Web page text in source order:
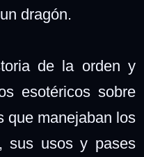
dragón.
de la orden y
esotéricos sobre
que manejaban los
sus usos y pases